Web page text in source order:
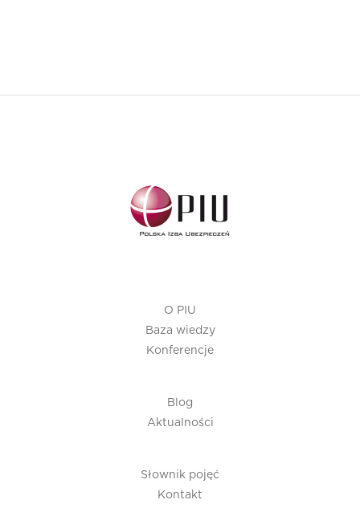
O PIU
Baza wiedzy
Konferencje
Blog
Aktualności
Słownik pojęć
Kontakt